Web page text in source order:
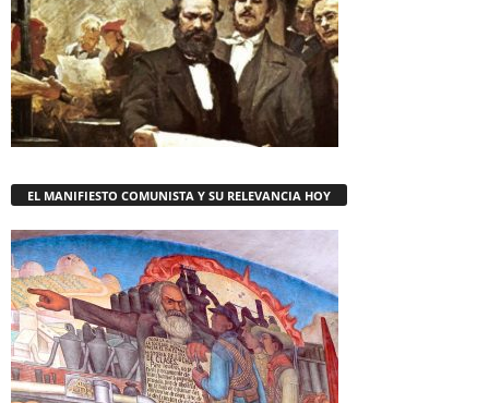
EL MANIFIESTO COMUNISTA Y SU RELEVANCIA HOY